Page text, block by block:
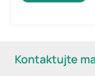
Kontaktujte